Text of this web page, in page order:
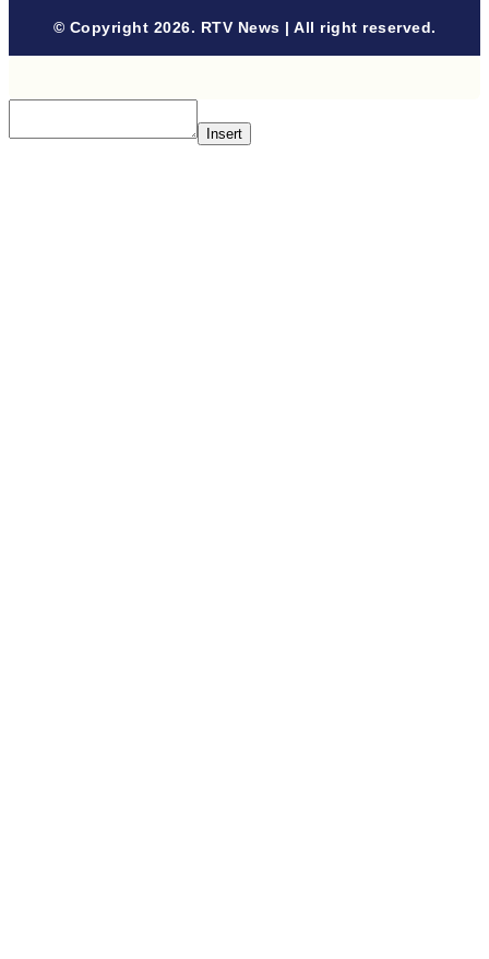
© Copyright 2026. RTV News | All right reserved.
Insert